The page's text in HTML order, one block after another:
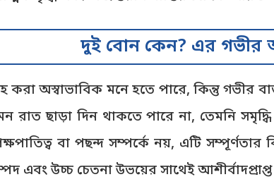
দুই বোন কেন? এর গভীর
অস্বাভাবিক মনে হতে পারে, কিন্তু গভীর
রাত ছাড়া দিন থাকতে পারে না, তেমনি
বা পছন্দ সম্পর্কে নয়, এটি
এবং উচ্চ চেতনা উভয়ের সাথেই